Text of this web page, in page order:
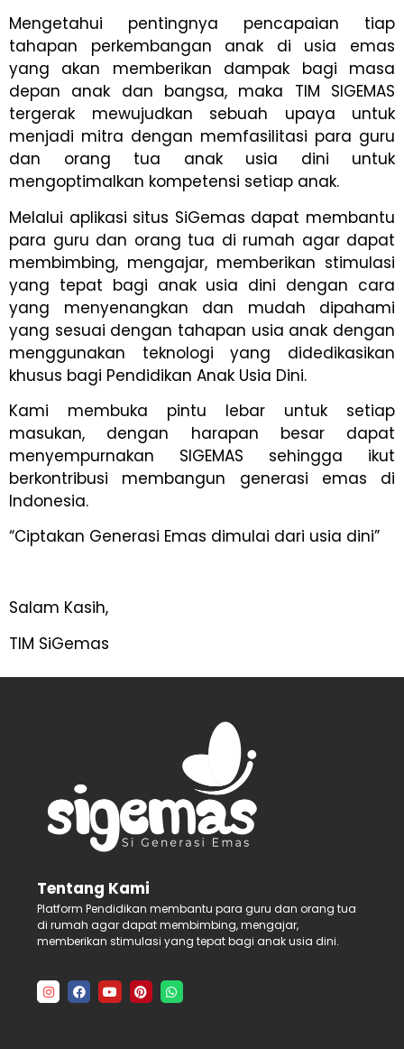
Mengetahui pentingnya pencapaian tiap
tahapan perkembangan anak di usia emas
yang akan memberikan dampak bagi masa
depan anak dan bangsa, maka TIM SIGEMAS
tergerak mewujudkan sebuah upaya untuk
menjadi mitra dengan memfasilitasi para guru
dan orang tua anak usia dini untuk
mengoptimalkan kompetensi setiap anak.
Melalui aplikasi situs SiGemas dapat membantu
para guru dan orang tua di rumah agar dapat
membimbing, mengajar, memberikan stimulasi
yang tepat bagi anak usia dini dengan cara
yang menyenangkan dan mudah dipahami
yang sesuai dengan tahapan usia anak dengan
menggunakan teknologi yang didedikasikan
khusus bagi Pendidikan Anak Usia Dini.
Kami membuka pintu lebar untuk setiap
masukan, dengan harapan besar dapat
menyempurnakan SIGEMAS sehingga ikut
berkontribusi membangun generasi emas di
Indonesia.
“Ciptakan Generasi Emas dimulai dari usia dini”
Salam Kasih,
TIM SiGemas
Tentang Kami
Platform Pendidikan membantu para guru dan orang tua
di rumah agar dapat membimbing, mengajar,
memberikan stimulasi yang tepat bagi anak usia dini.